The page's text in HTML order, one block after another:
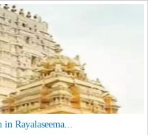
in Rayalaseema...